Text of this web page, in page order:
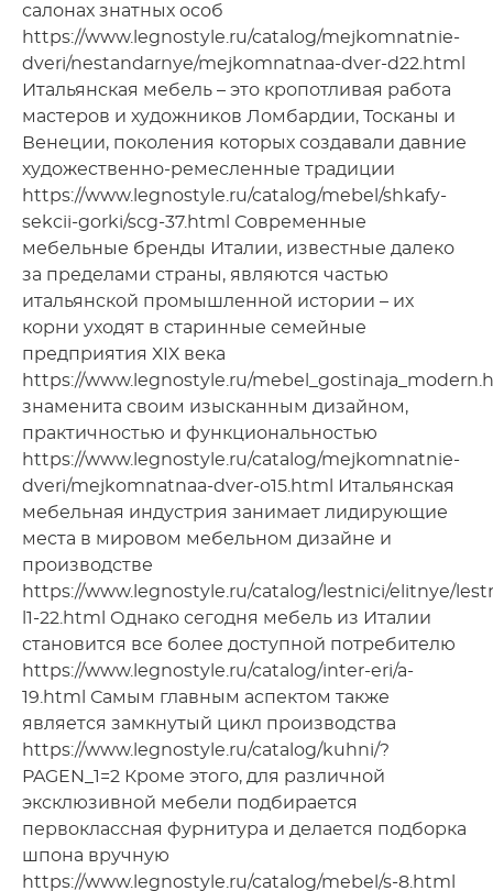
салонах знатных особ
https://www.legnostyle.ru/catalog/mejkomnatnie-
dveri/nestandarnye/mejkomnatnaa-dver-d22.html
Итальянская мебель – это кропотливая работа
мастеров и художников Ломбардии, Тосканы и
Венеции, поколения которых создавали давние
художественно-ремесленные традиции
https://www.legnostyle.ru/catalog/mebel/shkafy-
sekcii-gorki/scg-37.html Современные
мебельные бренды Италии, известные далеко
за пределами страны, являются частью
итальянской промышленной истории – их
корни уходят в старинные семейные
предприятия ХІХ века
https://www.legnostyle.ru/
знаменита своим изысканным дизайном,
практичностью и функциональностью
https://www.legnostyle.ru/catalog/mejkomnatnie-
dveri/mejkomnatnaa-dver-o15.html Итальянская
мебельная индустрия занимает лидирующие
места в мировом мебельном дизайне и
производстве
https://www.legnostyle.ru/catalog/lestnici/elitnye/
l1-22.html Однако сегодня мебель из Италии
становится все более доступной потребителю
https://www.legnostyle.ru/catalog/inter-eri/a-
19.html Самым главным аспектом также
является замкнутый цикл производства
https://www.legnostyle.ru/catalog/kuhni/?
PAGEN_1=2 Кроме этого, для различной
эксклюзивной мебели подбирается
первоклассная фурнитура и делается подборка
шпона вручную
https://www.legnostyle.ru/catalog/mebel/s-8.html